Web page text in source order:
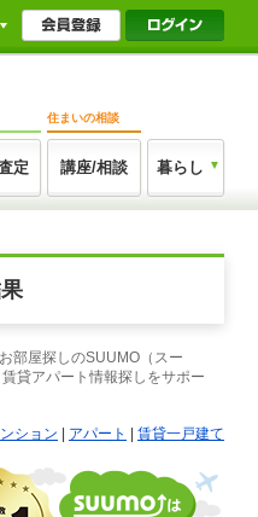
定
住まいの相談
講座/相談 暮らし
部屋探しのSUUMO（スー
貸アパート情報探しをサポー
ション アパート 賃貸一戸建て